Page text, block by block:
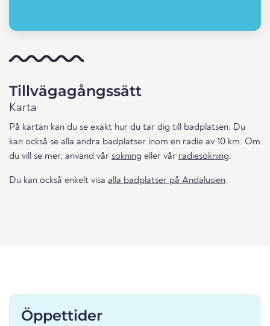
Tillvägagångssätt
Karta
På kartan kan du se exakt hur du tar dig till badplatsen. Du
kan också se alla andra badplatser inom en radie av 10 km. Om
du vill se mer, använd vår sökning eller vår radiesökning.
Du kan också enkelt visa alla badplatser på Andalusien.
Öppettider